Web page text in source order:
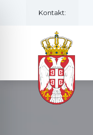
Kontakt: